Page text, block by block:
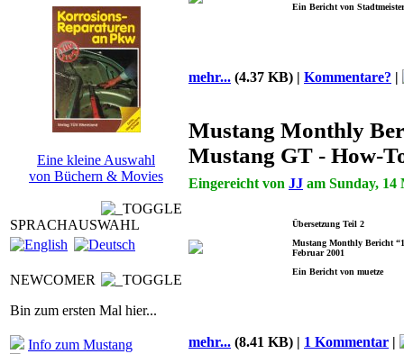
Eine kleine Auswahl
von Büchern & Movies
SPRACHAUSWAHL
NEWCOMER
Bin zum ersten Mal hier...
Info zum Mustang
Ein Bericht von
mehr... (4.37 KB) | Kommentare? |
Mustang Monthly
Mustang GT - How-
Eingereicht von JJ am Sunday, 14
Übersetzung Teil 2
Mustang Monthly Bericht
Februar 2001
Ein Bericht von muetze
mehr... (8.41 KB) | 1 Kommentar |